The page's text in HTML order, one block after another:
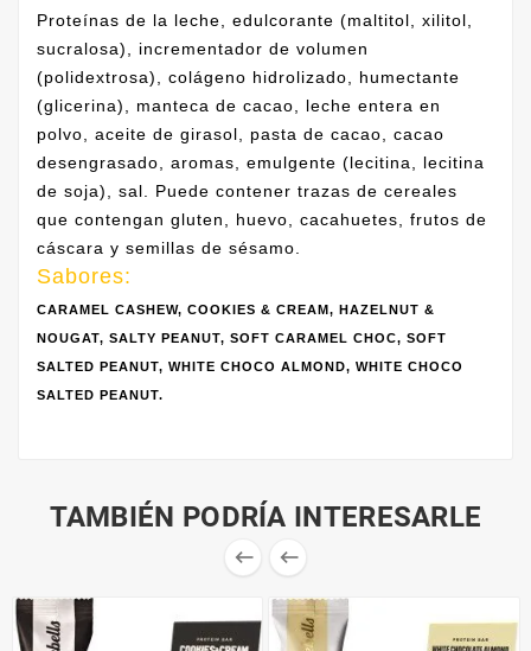
Proteínas de la leche, edulcorante (maltitol, xilitol,
sucralosa), incrementador de volumen
(polidextrosa), colágeno hidrolizado, humectante
(glicerina), manteca de cacao, leche entera en
polvo, aceite de girasol, pasta de cacao, cacao
desengrasado, aromas, emulgente (lecitina, lecitina
de soja), sal. Puede contener trazas de cereales
que contengan gluten, huevo, cacahuetes, frutos de
cáscara y semillas de sésamo.
Sabores:
CARAMEL CASHEW, COOKIES & CREAM, HAZELNUT &
NOUGAT, SALTY PEANUT, SOFT CARAMEL CHOC, SOFT
SALTED PEANUT, WHITE CHOCO ALMOND, WHITE CHOCO
SALTED PEANUT.
TAMBIÉN PODRÍA INTERESARLE
 